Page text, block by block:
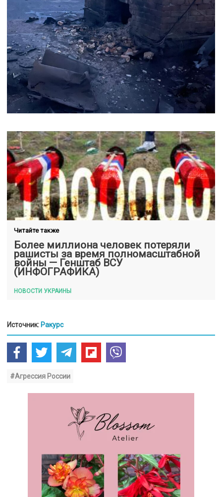
Читайте также
Более миллиона человек потеряли
рашисты за время полномасштабной
войны — Генштаб ВСУ
(ИНФОГРАФИКА)
НОВОСТИ УКРАИНЫ
Источник: Ракурс
#Агрессия России